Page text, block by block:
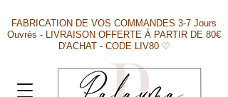
FABRICATION DE VOS COMMANDES 3-7 Jours
Ouvrés - LIVRAISON OFFERTE À PARTIR DE 80€
D'ACHAT - CODE LIV80 ♡